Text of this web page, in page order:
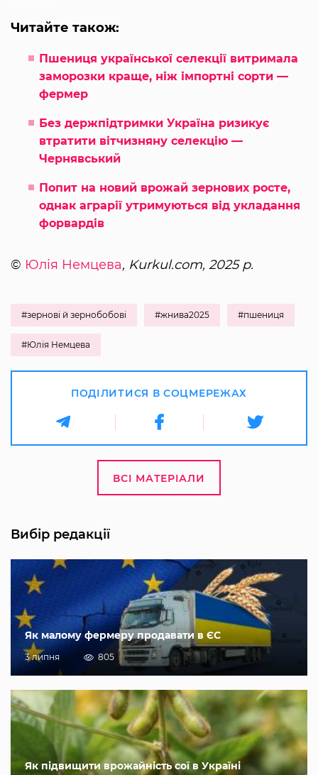
Читайте також:
Пшениця української селекції витримала
заморозки краще, ніж імпортні сорти —
фермер
Без держпідтримки Україна ризикує
втратити вітчизняну селекцію —
Чернявський
Попит на новий врожай зернових росте,
однак аграрії утримуються від укладання
форвардів
© Юлія Немцева, Kurkul.com, 2025 р.
#зернові й зернобобові #жнива2025 #пшениця
#Юлія Немцева
ПОДІЛИТИСЯ В СОЦМЕРЕЖАХ
ВСІ МАТЕРІАЛИ
Вибір редакції
Як малому фермеру продавати в ЄС
3 липня 805
Як підвищити врожайність сої в Україні